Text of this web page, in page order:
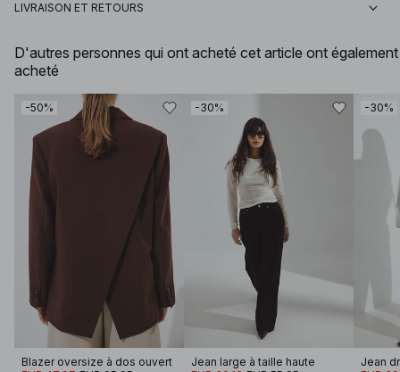
LIVRAISON ET RETOURS
D'autres personnes qui ont acheté cet article ont également
acheté
-50%
Blazer oversize à dos ouvert
-30%
Jean large à taille haute
-30%
Jean